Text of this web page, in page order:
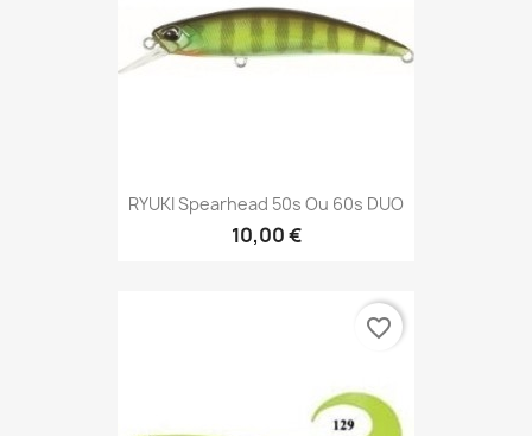
RYUKI Spearhead 50s Ou 60s DUO
10,00 €
favorite_border